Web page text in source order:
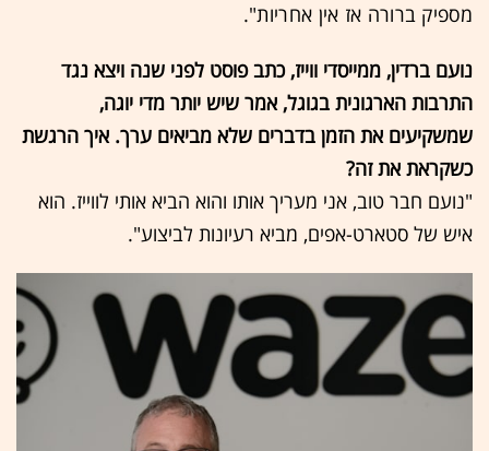
מספיק ברורה אז אין אחריות".
נועם ברדין, ממייסדי ווייז, כתב פוסט לפני שנה ויצא נגד
התרבות הארגונית בגוגל, אמר שיש יותר מדי יוגה,
שמשקיעים את הזמן בדברים שלא מביאים ערך. איך הרגשת
כשקראת את זה?
"נועם חבר טוב, אני מעריך אותו והוא הביא אותי לווייז. הוא
איש של סטארט-אפים, מביא רעיונות לביצוע".